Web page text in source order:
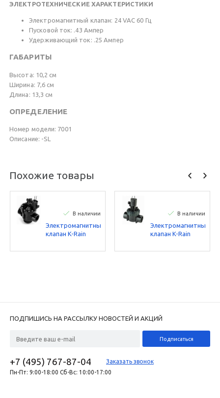
ЭЛЕКТРОТЕХНИЧЕСКИЕ ХАРАКТЕРИСТИКИ
Электромагнитный клапан: 24 VAC 60 Гц
Пусковой ток: .43 Ампер
Удерживающий ток: .25 Ампер
ГАБАРИТЫ
Высота: 10,2 см
Ширина: 7,6 см
Длина: 13,3 см
ОПРЕДЕЛЕНИЕ
Номер модели: 7001
Описание: -SL
Похожие товары
В наличии
Электромагнитный
клапан K-Rain
В наличии
Электромагнитный
клапан K-Rain
TOP
ПОДПИШИСЬ НА РАССЫЛКУ НОВОСТЕЙ И АКЦИЙ
+7 (495) 767-87-04
Заказать звонок
Пн-Пт: 9:00-18:00 Сб-Вс: 10:00-17:00